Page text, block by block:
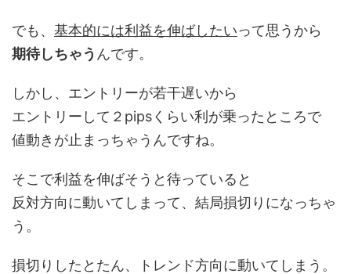
でも、 基本的には利益を伸ばしたいって思うから
期待しちゃう んです。
しかし、エントリーが若干遅いから
エントリーして２pipsくらい利が乗ったところで
値動きが止まっちゃうんですね。
そこで利益を伸ばそうと待っていると
反対方向に動いてしまって、結局損切りになっちゃ
う。
損切りしたとたん、トレンド方向に動いてしまう。